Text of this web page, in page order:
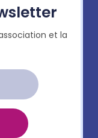
et la